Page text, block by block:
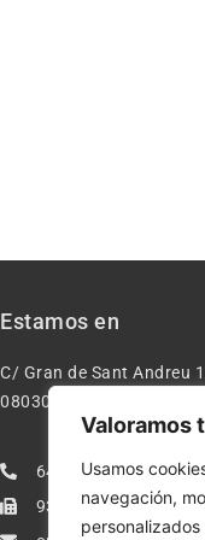
Valoramos
Usamos
navegación,
Estamos en
C/ Gran de Sant Andreu
08030 – Barcelona
640277962
933113005